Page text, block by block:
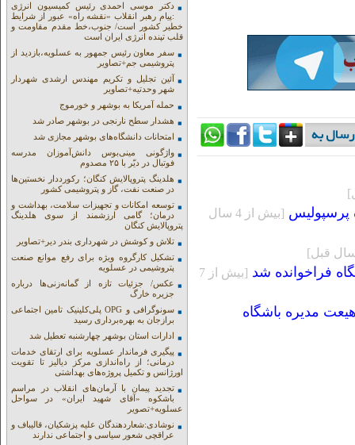
پرسپولیس [بيش از 4 سال
فراخوانده شد [بيش از 7
مدیره باشگاه
دکتر موسی احمدی رئیس کمیسیون انرژی
:پیام رهبر انقلاب «نقشه راه» عبور از شرایط
خطیر کشور است/ جنوب،خط مقدم مقاومت و
قلب تپنده انرژی ایران است
سفر معاون رئیس جمهور به عسلویه،بازدید از
پتروشیمی جم+تصاویر
آئین تجلیل و تکریم مهندس ارشدی شهردار
شهر وحدتیه+تصاویر
حمله آمریکا به بوشهر و خورموج
هشدار سطح نارنجی در بوشهر صادر شد
امتحانات دانشگاه‌های بوشهر مجازی شد
واژگونی مینی‌بوس دانش‌آموزان مدرسه
فوتبال در دیّر با ۲۵ مصدوم
هلدینگ پتروپالایش کنگان؛ رکورددار نخستین‌ها
در صنعت نفت، گاز و پتروشیمی کشور
توسعه امکانات و تجهیزات سلامت، بهداشت و
درمان؛ گامی ارزشمند از سوی هلدینگ
پتروپالایش کنگان
تلاش و کوشش در شهرداری بندر دیر+تصاویر
تشکیل کارگروه ویژه برای رفع موانع صنعت
پتروشیمی در عسلویه
عکس/ جزئیات تازه از گمانه‌زنی‌ها درباره
جزیره خارگ
سونوگرافی و OPG پلی‌کلینیک تامین اجتماعی
برازجان به بهره‌برداری رسید
ادارات استان بوشهر چهارشنبه تعطیل شد
پیگیری فرماندار عسلویه برای ارتقای خدمات
درمانی؛ از راه‌اندازی مرکز دیالیز تا تقویت
اورژانس و تکمیل پروژه‌های بهداشتی
تجدید پیمان با آرمان‌های انقلاب در مراسم
باشکوه «آقای شهید ایران» در سواحل
عسلویه+تصویر
نوشادی:شعاردهندگان علیه پزشکیان، قالیباف و
عراقچی شعور سیاسی و اجتماعی ندارند